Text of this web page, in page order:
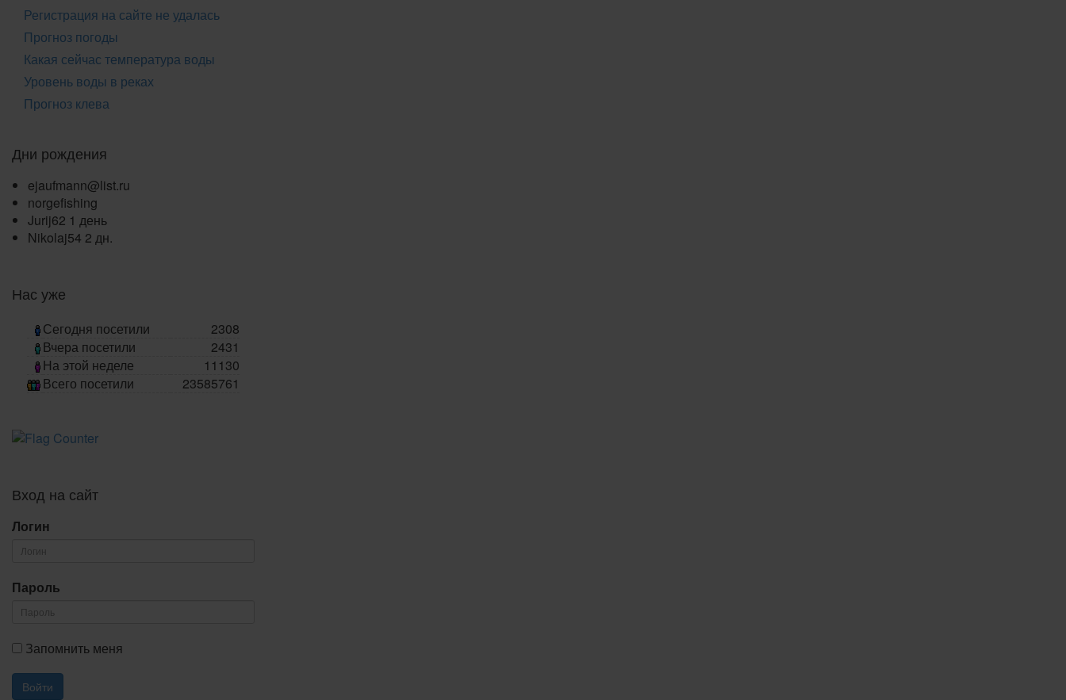
Регистрация на сайте не удалась
Прогноз погоды
Какая сейчас температура воды
Уровень воды в реках
Прогноз клева
Дни рождения
ejaufmann@list.ru
norgefishing
Jurij62 1 день
Nikolaj54 2 дн.
Нас уже
Сегодня посетили
2308
Вчера посетили
2431
На этой неделе
11130
Всего посетили
23585761
Вход на сайт
Логин
Пароль
Запомнить меня